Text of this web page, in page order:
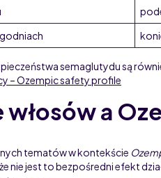
semaglutydu są
– Ozempic safety profile
a
tematów w kontekście
nie jest to bezpośredni efekt